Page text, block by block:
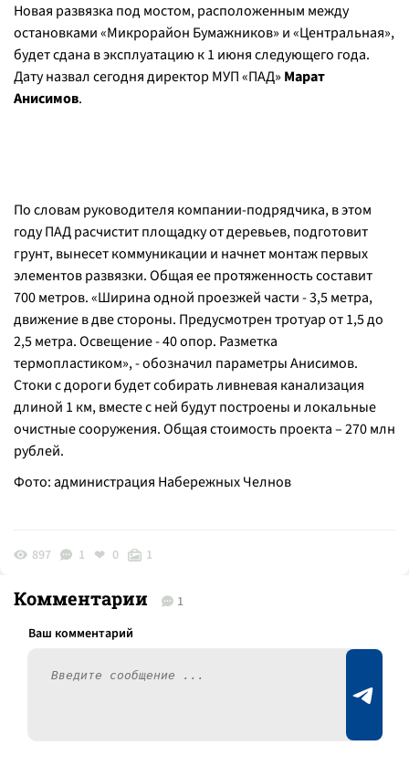
Новая развязка под мостом, расположенным между
остановками «Микрорайон Бумажников» и «Центральная»,
будет сдана в эксплуатацию к 1 июня следующего года.
Дату назвал сегодня директор МУП «ПАД» Марат
Анисимов.
По словам руководителя компании-подрядчика, в этом
году ПАД расчистит площадку от деревьев, подготовит
грунт, вынесет коммуникации и начнет монтаж первых
элементов развязки. Общая ее протяженность составит
700 метров. «Ширина одной проезжей части - 3,5 метра,
движение в две стороны. Предусмотрен тротуар от 1,5 до
2,5 метра. Освещение - 40 опор. Разметка
термопластиком», - обозначил параметры Анисимов.
Стоки с дороги будет собирать ливневая канализация
длиной 1 км, вместе с ней будут построены и локальные
очистные сооружения. Общая стоимость проекта – 270 млн
рублей.
Фото: администрация Набережных Челнов
897 1 0 1
Комментарии 1